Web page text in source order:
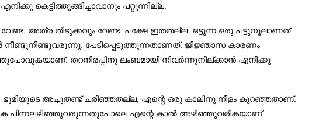
കെട്ടിത്തൂങ്ങിച്ചാവാനും പറ്റുന്നില്ല.
അത്ര തിടുക്കവും വേണ്ട. പക്ഷേ ഇതതല്ല. ഒട്ടുന്ന ഒരു പട്ടുനൂലാണത്.
പേടിപ്പെടുത്തുന്നതാണത്. ജിജ്ഞാസ കാരണം
തറനിരപ്പിനു ലംബമായി നിവർന്നുനില്ക്കാൻ എനിക്കു
അച്ചുതണ്ട് ചരിഞ്ഞതല്ല, എന്റെ ഒരു കാലിനു നീളം കുറഞ്ഞതാണ്‌.
കൈ പിന്നലഴിഞ്ഞുവരുന്നതുപോലെ എന്റെ കാൽ അഴിഞ്ഞുവരികയാണ്‌.